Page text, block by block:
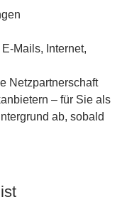
Mails, Internet,
Netzpartnerschaft
– für Sie als
ab, sobald